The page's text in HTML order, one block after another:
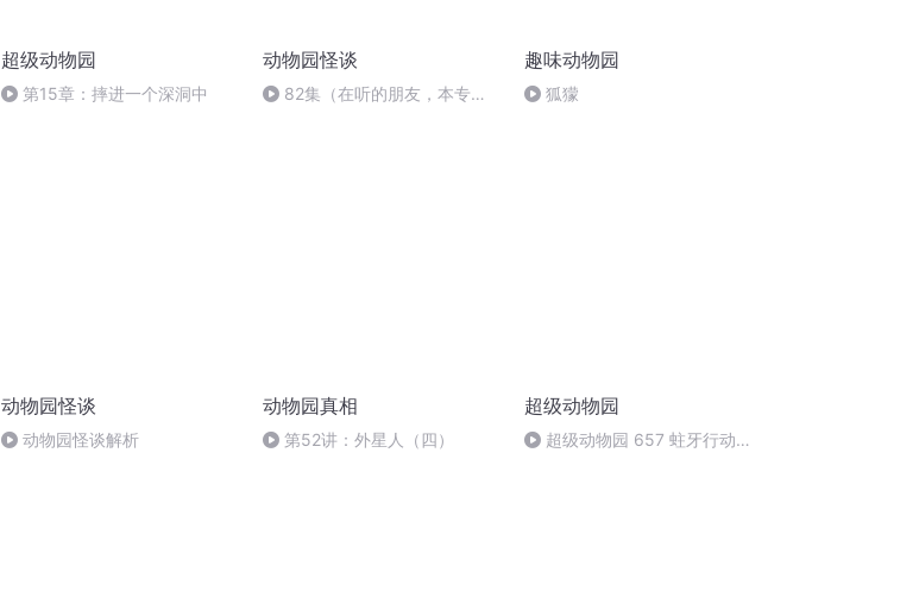
超级动物园
第15章：摔进一个深洞中
动物园怪谈
82集（在听的朋友，本专辑
趣味动物园
狐獴
动物园怪谈
动物园怪谈解析
动物园真相
第52讲：外星人（四）
超级动物园
超级动物园 657 蛀牙行动